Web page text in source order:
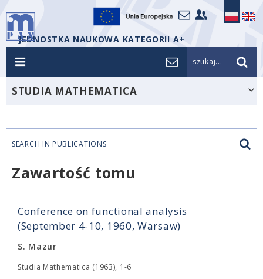
JEDNOSTKA NAUKOWA KATEGORII A+
szukaj...
STUDIA MATHEMATICA
SEARCH IN PUBLICATIONS
Zawartość tomu
Conference on functional analysis
(September 4-10, 1960, Warsaw)
S. Mazur
Studia Mathematica (1963), 1-6